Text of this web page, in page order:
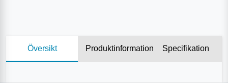
Översikt Produktinformation Specifikation